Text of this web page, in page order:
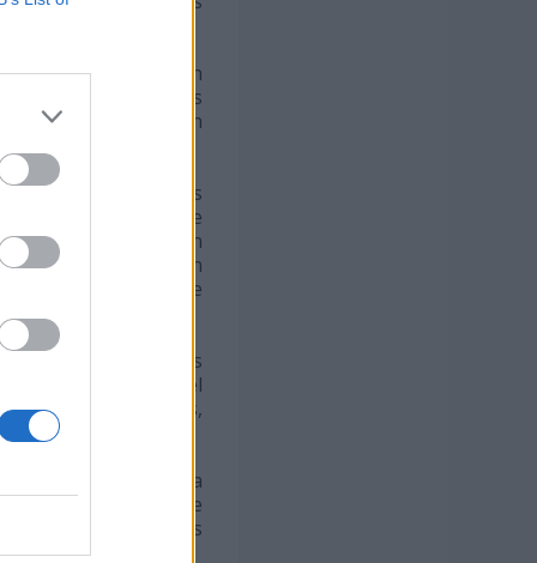
de financiación
en el seno de las
con sede social en
y docentes
beneficiarios de
Archipiélago con
establecer, también
investigación y de
que en las
al resto del
de servicios,
del sistema
25% del precio de
por los consejos